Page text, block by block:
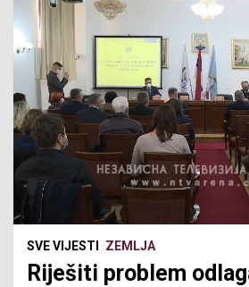
SVE VIJESTI ZEMLJA
Riješiti problem